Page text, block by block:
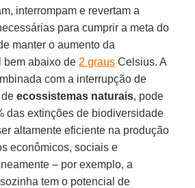
interrompam e revertam a
para cumprir a meta do
manter o aumento da
bem abaixo de 2 graus Celsius. A
com a interrupção de
deecossistemas naturais, pode
das extinções de biodiversidade
altamente eficiente na produção
econômicos, sociais e
– por exemplo, a
sozinha tem o potencial de